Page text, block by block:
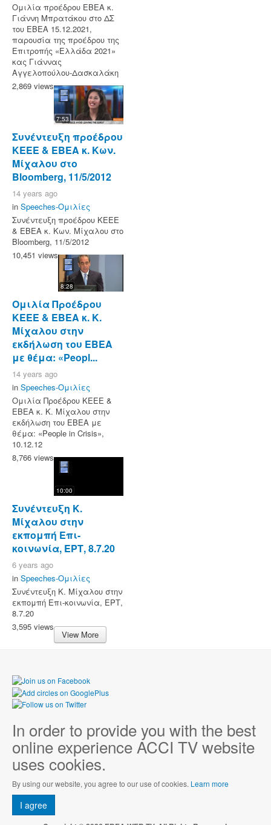
Ομιλία προέδρου ΕΒΕΑ κ.
Γιάννη Μπρατάκου στο ΔΣ
του ΕΒΕΑ 15.12.2021,
παρουσία της προέδρου της
Επιτροπής «Ελλάδα 2021»
κας Γιάννας
Αγγελοπούλου-Δασκαλάκη
2,869 views
7:53
Συνέντευξη προέδρου
KEEE & ΕΒΕΑ κ. Κων.
Μίχαλου στο
Bloomberg, 11/5/2012
14 years ago
in Speeches-Ομιλίες
Συνέντευξη προέδρου KEEE
& ΕΒΕΑ κ. Κων. Μίχαλου στο
Bloomberg, 11/5/2012
10,451 views
8:28
Ομιλία Προέδρου
ΚΕΕΕ & EBEA κ. Κ.
Μίχαλου στην
εκδήλωση του ΕΒΕΑ
με θέμα: «Peopl...
14 years ago
in Speeches-Ομιλίες
Ομιλία Προέδρου ΚΕΕΕ &
EBEA κ. Κ. Μίχαλου στην
εκδήλωση του ΕΒΕΑ με
θέμα: «People in Crisis»,
10.12.12
8,766 views
10:00
Συνέντευξη Κ.
Μίχαλου στην
εκπομπή Επι-
κοινωνία, ΕΡΤ, 8.7.20
6 years ago
in Speeches-Ομιλίες
Συνέντευξη Κ. Μίχαλου στην
εκπομπή Επι-κοινωνία, ΕΡΤ,
8.7.20
3,595 views
View More
In order to provide you with the best
online experience ACCI TV website
uses cookies.
By using our website, you agree to our use of cookies. Learn more
I agree